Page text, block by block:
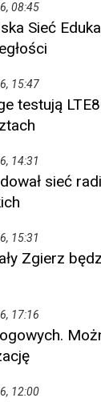
08:45
Sieć
15:47
testują
14:31
sieć
15:31
Zgierz
17:16
12:00